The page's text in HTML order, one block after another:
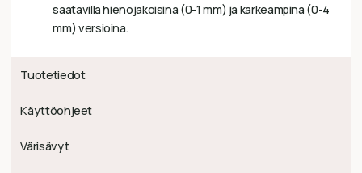
saatavilla hienojakoisina (0-1 mm) ja karkeampina (0-4
mm) versioina.
Tuotetiedot
Käyttöohjeet
Värisävyt